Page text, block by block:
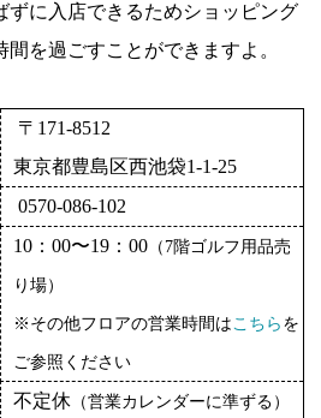
ずに入店できるためショッピング
を過ごすことができますよ。
〒171-8512
東京都豊島区西池袋1-1-25
0570-086-102
10：00〜19：00 （7階ゴルフ用品売
り場）
※その他フロアの営業時間はこちら を
ご参照ください
不定休 （営業カレンダーに準ずる）